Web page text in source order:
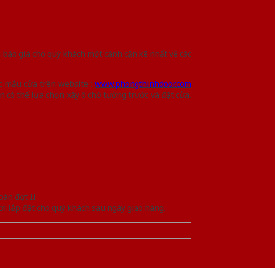
giá cho quý khách một cánh cặn kẽ nhất về các
mẫu cửa trên website : www.phongthinhdoor.com
có thể lựa chọn xây ô chờ tường trước và đặt cửa,
đợt II
đặt cho quý khách sau ngày giao hàng.